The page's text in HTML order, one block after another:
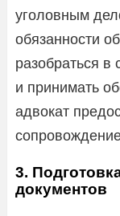
уголовным
обязанности
разобраться в
и принимать
адвокат
3.
документов